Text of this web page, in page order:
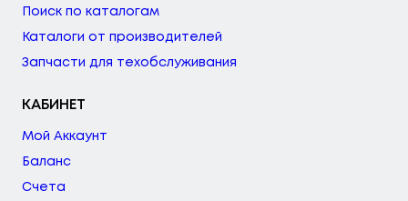
Поиск по каталогам
Каталоги от производителей
Запчасти для техобслуживания
КАБИНЕТ
Мой Аккаунт
Баланс
Счета